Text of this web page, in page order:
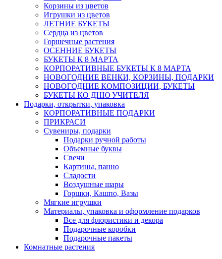
Корзины из цветов
Игрушки из цветов
ЛЕТНИЕ БУКЕТЫ
Сердца из цветов
Горшечные растения
ОСЕННИЕ БУКЕТЫ
БУКЕТЫ К 8 МАРТА
КОРПОРАТИВНЫЕ БУКЕТЫ К 8 МАРТА
НОВОГОДНИЕ ВЕНКИ, КОРЗИНЫ, ПОДАРКИ
НОВОГОДНИЕ КОМПОЗИЦИИ, БУКЕТЫ
БУКЕТЫ КО ДНЮ УЧИТЕЛЯ
Подарки, открытки, упаковка
КОРПОРАТИВНЫЕ ПОДАРКИ
ПРИКРАСИ
Сувениры, подарки
Подарки ручной работы
Объемные буквы
Свечи
Картины, панно
Сладости
Воздушные шары
Горшки, Кашпо, Вазы
Мягкие игрушки
Материалы, упаковка и оформление подарков
Все для флористики и декора
Подарочные коробки
Подарочные пакеты
Комнатные растения